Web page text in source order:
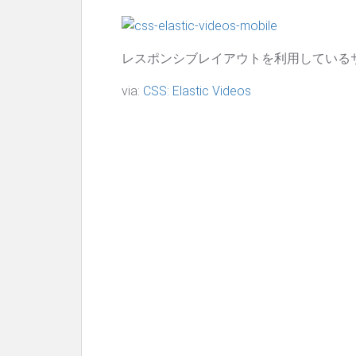
レスポンシブレイアウトを利用している
via: CSS: Elastic Videos